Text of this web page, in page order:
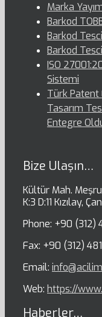
Marka
Barkod
Barkod
Barkod
ISO
Sistemi
Türk Patent
Tasarım
Entegre
Bize Ulaşın…
Kültür Mah.
K:3 D:11 Kızılay,
Phone: +90 (312)
Fax: +90 (312)
Email:
Web: https://
Haberler…